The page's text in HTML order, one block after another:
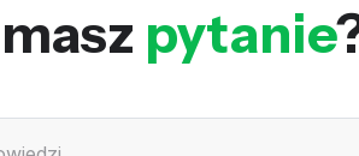
pytanie